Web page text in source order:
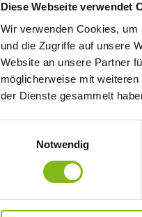
Diese Webseite verwendet
Wir verwenden Cookies,
und die Zugriffe auf unsere
Website an unsere Partner
möglicherweise mit
der Dienste gesammelt
Notwendig